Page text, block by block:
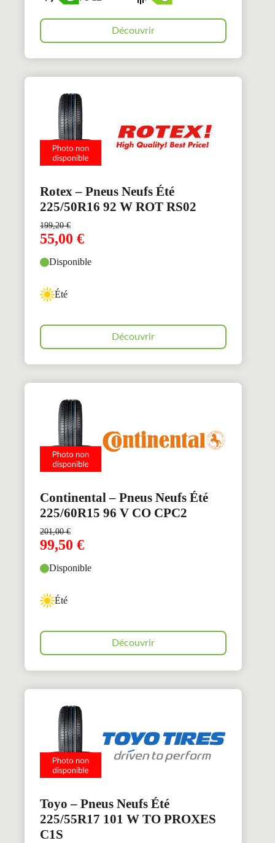
Découvrir
Rotex – Pneus Neufs Été
225/50R16 92 W ROT RS02
199,20€
55,00 €
Disponible
Été
Découvrir
Continental – Pneus Neufs Été
225/60R15 96 V CO CPC2
201,00€
99,50 €
Disponible
Été
Découvrir
Toyo – Pneus Neufs Été
225/55R17 101 W TO PROXES
C1S